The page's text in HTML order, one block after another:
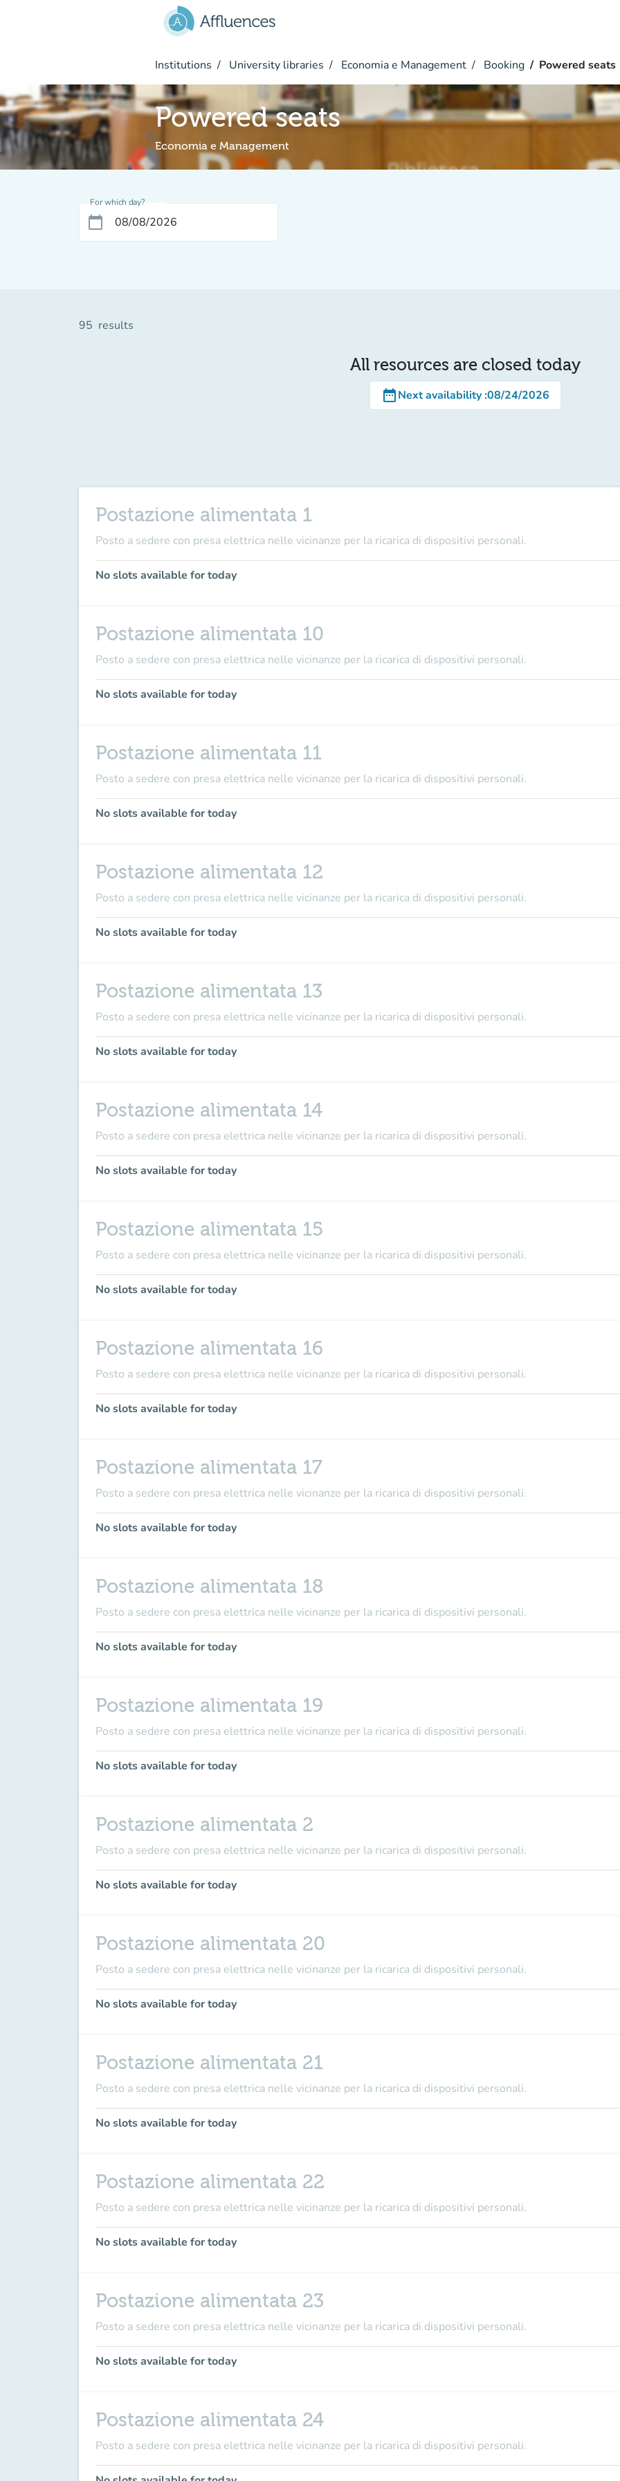
Institutions University libraries Economia e Management Booking Powered seats
Powered seats
Economia e Management
For which day?
calendar_today
95 results
All resources are closed today
date_rangeNext availability:08/24/2026
Postazione alimentata 1
Posto a sedere con presa elettrica nelle vicinanze per la ricarica di dispositivi personali.
No slots available for today
Postazione alimentata 10
Posto a sedere con presa elettrica nelle vicinanze per la ricarica di dispositivi personali.
No slots available for today
Postazione alimentata 11
Posto a sedere con presa elettrica nelle vicinanze per la ricarica di dispositivi personali.
No slots available for today
Postazione alimentata 12
Posto a sedere con presa elettrica nelle vicinanze per la ricarica di dispositivi personali.
No slots available for today
Postazione alimentata 13
Posto a sedere con presa elettrica nelle vicinanze per la ricarica di dispositivi personali.
No slots available for today
Postazione alimentata 14
Posto a sedere con presa elettrica nelle vicinanze per la ricarica di dispositivi personali.
No slots available for today
Postazione alimentata 15
Posto a sedere con presa elettrica nelle vicinanze per la ricarica di dispositivi personali.
No slots available for today
Postazione alimentata 16
Posto a sedere con presa elettrica nelle vicinanze per la ricarica di dispositivi personali.
No slots available for today
Postazione alimentata 17
Posto a sedere con presa elettrica nelle vicinanze per la ricarica di dispositivi personali.
No slots available for today
Postazione alimentata 18
Posto a sedere con presa elettrica nelle vicinanze per la ricarica di dispositivi personali.
No slots available for today
Postazione alimentata 19
Posto a sedere con presa elettrica nelle vicinanze per la ricarica di dispositivi personali.
No slots available for today
Postazione alimentata 2
Posto a sedere con presa elettrica nelle vicinanze per la ricarica di dispositivi personali.
No slots available for today
Postazione alimentata 20
Posto a sedere con presa elettrica nelle vicinanze per la ricarica di dispositivi personali.
No slots available for today
Postazione alimentata 21
Posto a sedere con presa elettrica nelle vicinanze per la ricarica di dispositivi personali.
No slots available for today
Postazione alimentata 22
Posto a sedere con presa elettrica nelle vicinanze per la ricarica di dispositivi personali.
No slots available for today
Postazione alimentata 23
Posto a sedere con presa elettrica nelle vicinanze per la ricarica di dispositivi personali.
No slots available for today
Postazione alimentata 24
Posto a sedere con presa elettrica nelle vicinanze per la ricarica di dispositivi personali.